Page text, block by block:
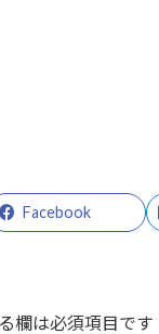
Facebook
欄は必須項目です